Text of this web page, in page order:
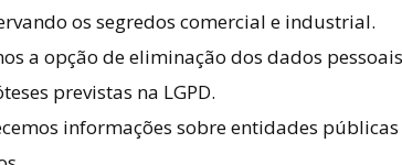
os segredos comercial e industrial.
a opção de eliminação dos dados pessoais
previstas na LGPD.
informações sobre entidades públicas